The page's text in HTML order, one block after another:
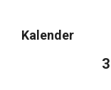
Kalender